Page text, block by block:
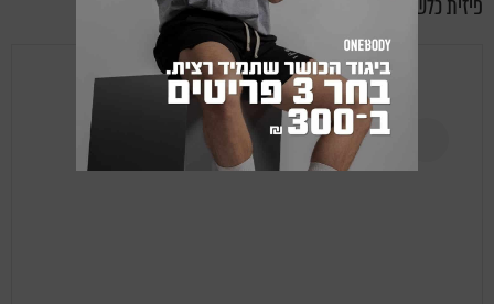
פיזית כלשהי כל יום (לא בהכרח להתאמן בחדר כושר).